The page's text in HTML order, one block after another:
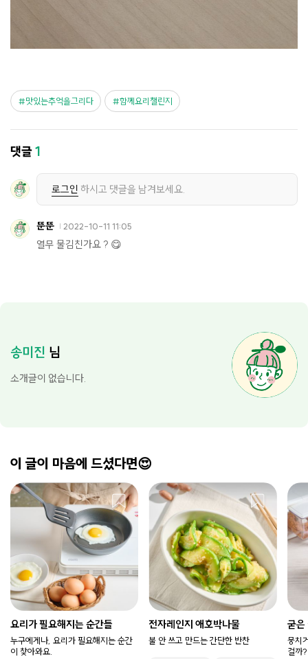
맛있는추억을그리다 함께요리챌린지
댓글1
로그인 하시고 댓글을 남겨보세요.
뚠뚠 2022-10-11 11:05
열무 물김친가요 ? 😋
송미진 님
소개글이 없습니다.
이 글이 마음에 드셨다면😍
요리가 필요해지는 순간들
누구에게나, 요리가 필요해지는 순간
이 찾아와요.
전자레인지 애호박나물
불 안 쓰고 만드는 간단한 반찬
굳은
뭉치
걸까?